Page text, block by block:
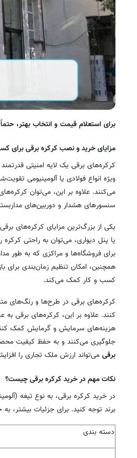
برای استعلام قیمت و انتخاب بهتر،
مزایای خرید و نصب کرکره برقی برای
کرکره‌های برقی یک لایه امنیتی
ویژه انواع فولادی یا آلومینیومی
می‌کنند. علاوه بر این، می‌توان
سنسورهای هشدار و دوربین‌های
یکی از بزرگ‌ترین مزایای کرکره‌های
یا پنل دیواری، می‌توان به راحتی
برای فروشگاه‌ها و مراکزی که به طور
همچنین، امکان تنظیم زمان‌بندی
کسب و کار کمک می‌کند.
کرکره‌های برقی در طرح‌ها و رنگ‌های
کنند. علاوه بر این، کرکره‌های برقی
هزینه‌های سرمایش و گرمایش کمک
جلوگیری می‌کنند و به حفظ کیفیت
برقی می‌تواند ارزش ملک تجاری را
نکات مهم در خرید کرکره برقی چیست؟
در خرید کرکره برقی، به نوع تیغه
برند توجه کنید. برای جزئیات بیشتر، به
دسته بندی